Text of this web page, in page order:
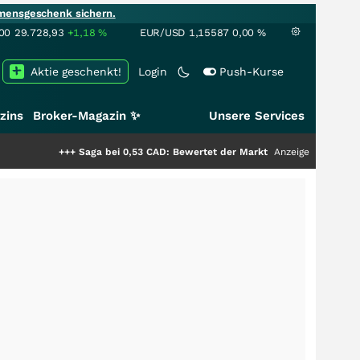
sichern.
29.728,93 +1,18% EUR/USD 1,15587 0,00 %
Login Push-Kurse
Aktie geschenkt!
Broker-Magazin ✨ Unsere Services
Saga bei 0,53 CAD: Bewertet der Markt noch immer nur die Hälfte
Anzeige